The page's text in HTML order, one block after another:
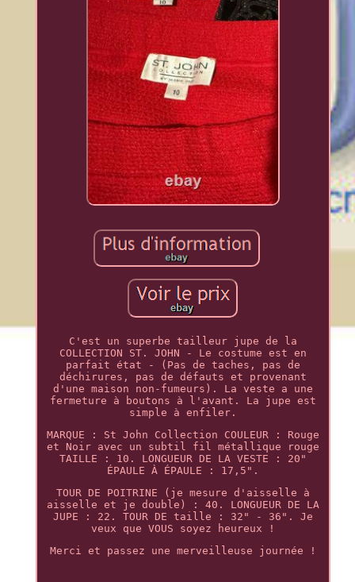
C'est un superbe tailleur jupe de la
COLLECTION ST. JOHN - Le costume est en
parfait état - (Pas de taches, pas de
déchirures, pas de défauts et provenant
d'une maison non-fumeurs). La veste a une
fermeture à boutons à l'avant. La jupe est
simple à enfiler.
MARQUE : St John Collection COULEUR : Rouge
et Noir avec un subtil fil métallique rouge
TAILLE : 10. LONGUEUR DE LA VESTE : 20"
ÉPAULE À ÉPAULE : 17,5".
TOUR DE POITRINE (je mesure d'aisselle à
aisselle et je double) : 40. LONGUEUR DE LA
JUPE : 22. TOUR DE taille : 32" - 36". Je
veux que VOUS soyez heureux !
Merci et passez une merveilleuse journée !